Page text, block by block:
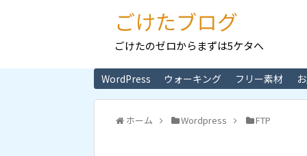
ごけたブログ
ごけたのゼロからまずは5ケタへ
WordPress ウォーキング フリー素材
ホーム Wordpress FTP